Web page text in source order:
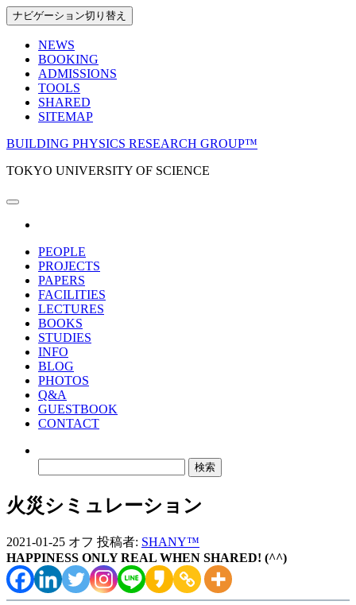
Skip
to
content
ナビゲーション切り替え
NEWS
BOOKING
ADMISSIONS
TOOLS
SHARED
SITEMAP
BUILDING PHYSICS RESEARCH GROUP™
TOKYO UNIVERSITY OF SCIENCE
PEOPLE
PROJECTS
PAPERS
FACILITIES
LECTURES
BOOKS
STUDIES
INFO
BLOG
PHOTOS
Q&A
GUESTBOOK
CONTACT
火災シミュレーション
2021-01-25 オフ 投稿者: SHANY™
HAPPINESS ONLY REAL WHEN SHARED! (^^)